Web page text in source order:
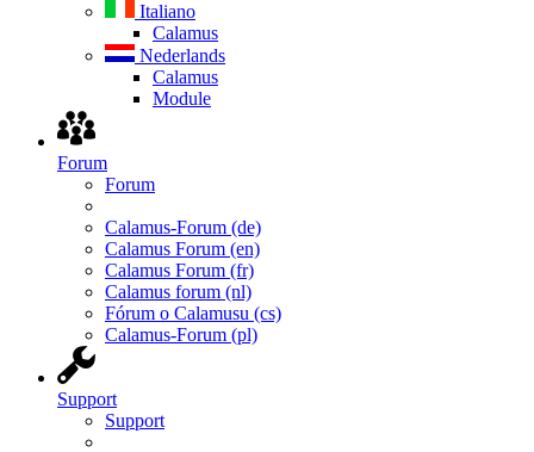
Italiano
Calamus
Nederlands
Calamus
Module
Forum
Forum
Calamus-Forum (de)
Calamus Forum (en)
Calamus Forum (fr)
Calamus forum (nl)
Fórum o Calamusu (cs)
Calamus-Forum (pl)
Support
Support